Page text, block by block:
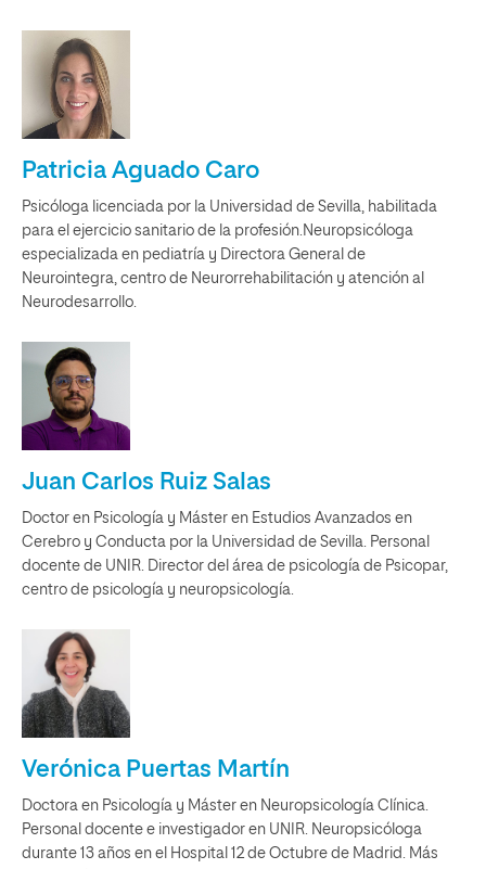
Patricia Aguado Caro
Psicóloga licenciada por la Universidad de Sevilla, habilitada
para el ejercicio sanitario de la profesión.Neuropsicóloga
especializada en pediatría y Directora General de
Neurointegra, centro de Neurorrehabilitación y atención al
Neurodesarrollo.
Juan Carlos Ruiz Salas
Doctor en Psicología y Máster en Estudios Avanzados en
Cerebro y Conducta por la Universidad de Sevilla. Personal
docente de UNIR. Director del área de psicología de Psicopar,
centro de psicología y neuropsicología.
Verónica Puertas Martín
Doctora en Psicología y Máster en Neuropsicología Clínica.
Personal docente e investigador en UNIR. Neuropsicóloga
durante 13 años en el Hospital 12 de Octubre de Madrid. Más